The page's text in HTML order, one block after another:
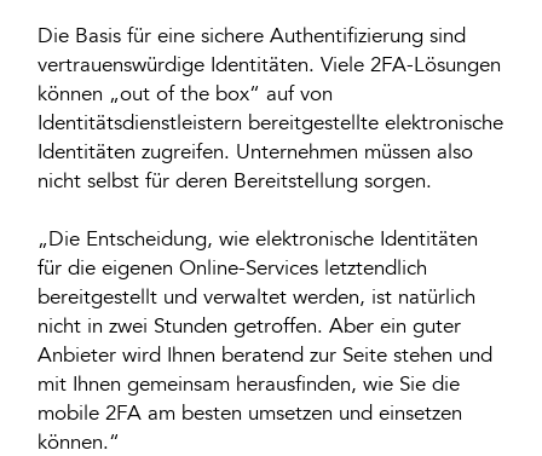
Die Basis für eine sichere Authentifizierung sind
vertrauenswürdige Identitäten. Viele 2FA-Lösungen
können „out of the box“ auf von
Identitätsdienstleistern bereitgestellte elektronische
Identitäten zugreifen. Unternehmen müssen also
nicht selbst für deren Bereitstellung sorgen.
„Die Entscheidung, wie elektronische Identitäten
für die eigenen Online-Services letztendlich
bereitgestellt und verwaltet werden, ist natürlich
nicht in zwei Stunden getroffen. Aber ein guter
Anbieter wird Ihnen beratend zur Seite stehen und
mit Ihnen gemeinsam herausfinden, wie Sie die
mobile 2FA am besten umsetzen und einsetzen
können.“